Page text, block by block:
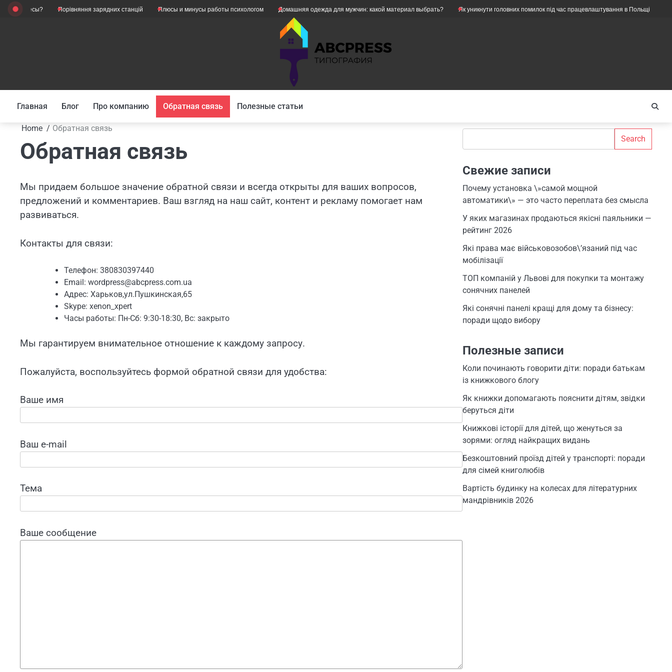
Skip весы? Порівняння зарядних станцій Плюсы и минусы работы психологом Домашняя одежда для мужчин: какой материал выбрать? Як уникнути головних помилок під час працевлаштування в Польщі
Главная Блог Про компанию Обратная связь Полезные статьи
Home Обратная связь
Обратная связь
Мы придаем большое значение обратной связи и всегда открыты для ваших вопросов,
предложений и комментариев. Ваш взгляд на наш сайт, контент и рекламу помогает нам
развиваться.
Контакты для связи:
Телефон: 380830397440
Email: wordpress@abcpress.com.ua
Адрес: Харьков,ул.Пушкинская,65
Skype: xenon_xpert
Часы работы: Пн-Сб: 9:30-18:30, Вс: закрыто
Мы гарантируем внимательное отношение к каждому запросу.
Пожалуйста, воспользуйтесь формой обратной связи для удобства:
Ваше имя
Ваш e-mail
Тема
Ваше сообщение
Search
Свежие записи
Почему установка \»самой мощной
автоматики\» — это часто переплата без смысла
У яких магазинах продаються якісні паяльники —
рейтинг 2026
Які права має військовозобов\’язаний під час
мобілізації
ТОП компаній у Львові для покупки та монтажу
сонячних панелей
Які сонячні панелі кращі для дому та бізнесу:
поради щодо вибору
Полезные записи
Коли починають говорити діти: поради батькам
із книжкового блогу
Як книжки допомагають пояснити дітям, звідки
беруться діти
Книжкові історії для дітей, що женуться за
зорями: огляд найкращих видань
Безкоштовний проїзд дітей у транспорті: поради
для сімей книголюбів
Вартість будинку на колесах для літературних
мандрівників 2026